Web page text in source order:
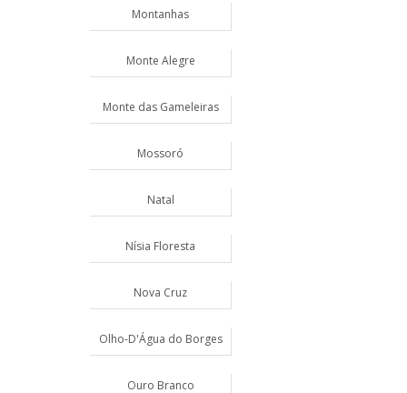
Montanhas
Monte Alegre
Monte das Gameleiras
Mossoró
Natal
Nísia Floresta
Nova Cruz
Olho-D'Água do Borges
Ouro Branco